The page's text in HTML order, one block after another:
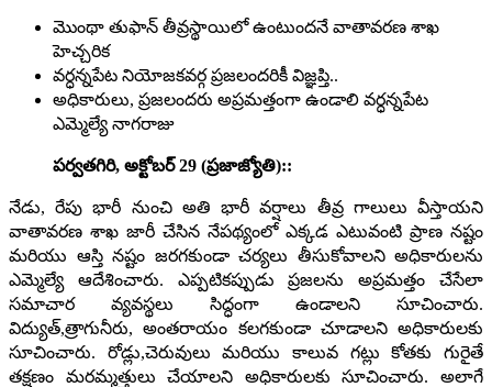
మొంథా తుఫాన్ తీవ్రస్థాయిలో ఉంటుందనే వాతావరణ శాఖ
హెచ్చరిక
వర్ధన్నపేట నియోజకవర్గ ప్రజలందరికీ విజ్ఞప్తి..
అధికారులు, ప్రజలందరు అప్రమత్తంగా ఉండాలి వర్ధన్నపేట
ఎమ్మెల్యే నాగరాజు
పర్వతగిరి, అక్టోబర్ 29 (ప్రజాజ్యోతి)::
నేడు, రేపు భారీ నుంచి అతి భారీ వర్షాలు తీవ్ర గాలులు వీస్తాయని
వాతావరణ శాఖ జారీ చేసిన నేపథ్యంలో ఎక్కడ ఎటువంటి ప్రాణ నష్టం
మరియు ఆస్తి నష్టం జరగకుండా చర్యలు తీసుకోవాలని అధికారులను
ఎమ్మెల్యే ఆదేశించారు. ఎప్పటికప్పుడు ప్రజలను అప్రమత్తం చేసేలా
సమాచార వ్యవస్థలు సిద్ధంగా ఉండాలని సూచించారు.
విద్యుత్,త్రాగునీరు, అంతరాయం కలగకుండా చూడాలని అధికారులకు
సూచించారు. రోడ్లు,చెరువులు మరియు కాలువ గట్లు కోతకు గురైతే
తక్షణం మరమ్మత్తులు చేయాలని అధికారులకు సూచించారు. అలాగే